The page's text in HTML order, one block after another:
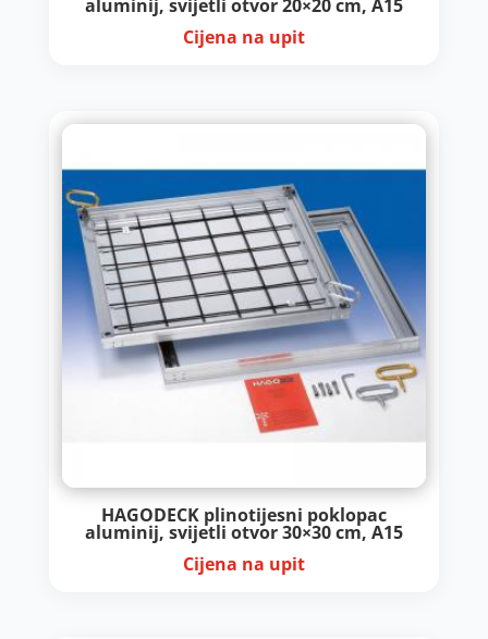
aluminij, svijetli otvor 20×20 cm, A15
Cijena na upit
HAGODECK plinotijesni poklopac
aluminij, svijetli otvor 30×30 cm, A15
Cijena na upit